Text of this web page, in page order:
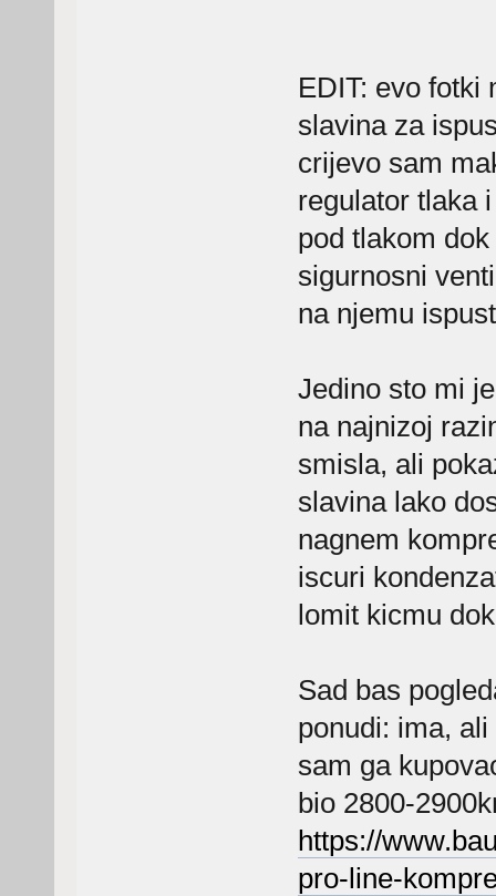
EDIT: evo fotki
slavina za
crijevo sam
regulator tlaka
pod tlakom
sigurnosni
na njemu
Jedino sto mi
na najnizoj
smisla, ali
slavina lako
nagnem
iscuri
lomit kicmu
Sad bas
ponudi: ima,
sam ga
bio 2800-
https://
pro-line-